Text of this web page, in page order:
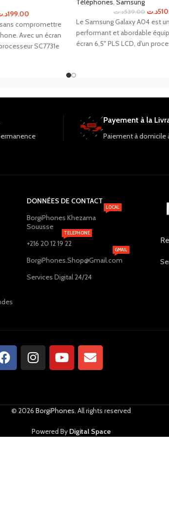
199.00
compromettre
Avec un écran
SC7731e
de 5 MP sont
mAh, une
et une
539.00د.ت
د.ت
Le Samsung Galaxy A04 est
performant et abordable
écran 6,5" PLS LCD, d'un
Payement à la
Paiement à domicile
DONNÉES DE CONTACT
BorgiPhones Khezama
Souusse
LOCAL
+216 20 12 19 22
TELEPHONE
BorgiPhones.Shop@Gmail.com
GMAIL
Services Digital 24/24
© 2026 BorgiPhones. All rights reserved
Powered By Digital Space